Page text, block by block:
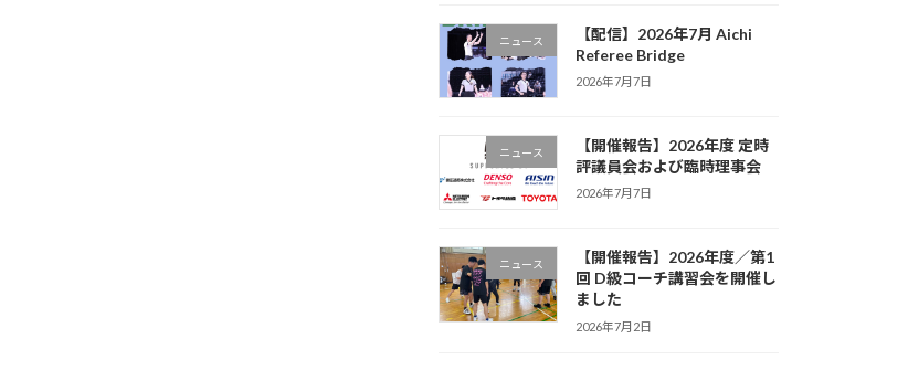
ニュース
【配信】2026年7月 Aichi
Referee Bridge
2026年7月7日
ニュース
【開催報告】2026年度 定時
評議員会および臨時理事会
2026年7月7日
ニュース
【開催報告】2026年度／第1
回 D級コーチ講習会を開催し
ました
2026年7月2日